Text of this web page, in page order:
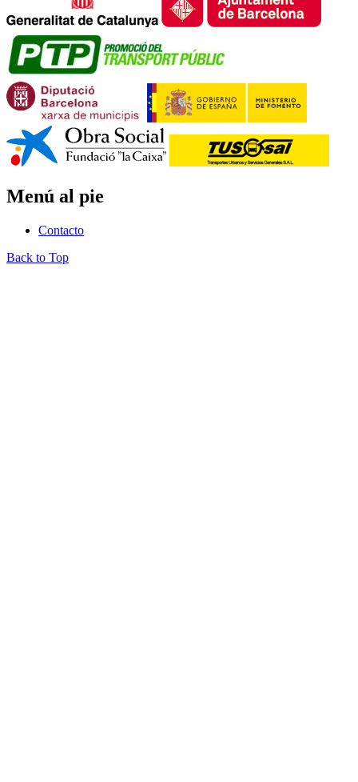
Menú al pie
Contacto
Back to Top